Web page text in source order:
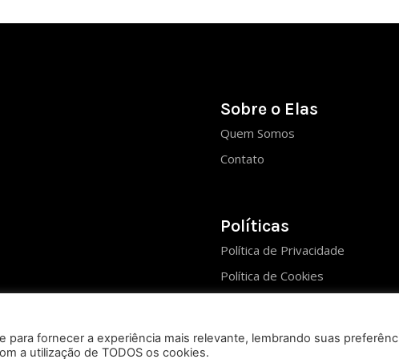
Sobre o Elas
Quem Somos
Contato
Políticas
Política de Privacidade
Política de Cookies
para fornecer a experiência mais relevante, lembrando suas
a utilização de TODOS os cookies.